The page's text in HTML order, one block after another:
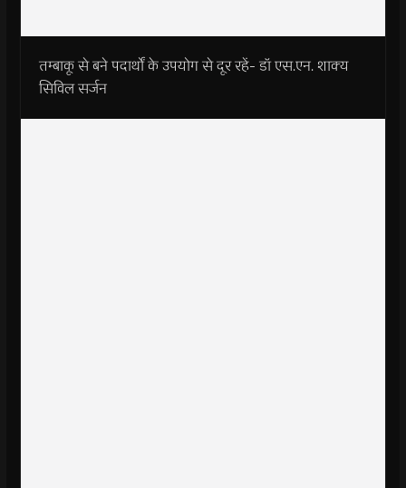
तम्बाकू से बने पदार्थों के उपयोग से दूर रहें- डॉ एस.एन. शाक्य
सिविल सर्जन